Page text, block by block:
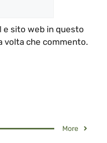
e sito web in questo
volta che commento.
More